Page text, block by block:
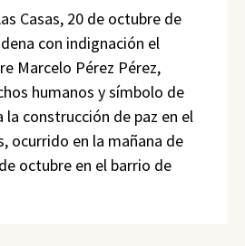
Casas, 20 de octubre de
con indignación el
Marcelo Pérez Pérez,
humanos y símbolo de
la construcción de paz en el
ocurrido en la mañana de
octubre en el barrio de